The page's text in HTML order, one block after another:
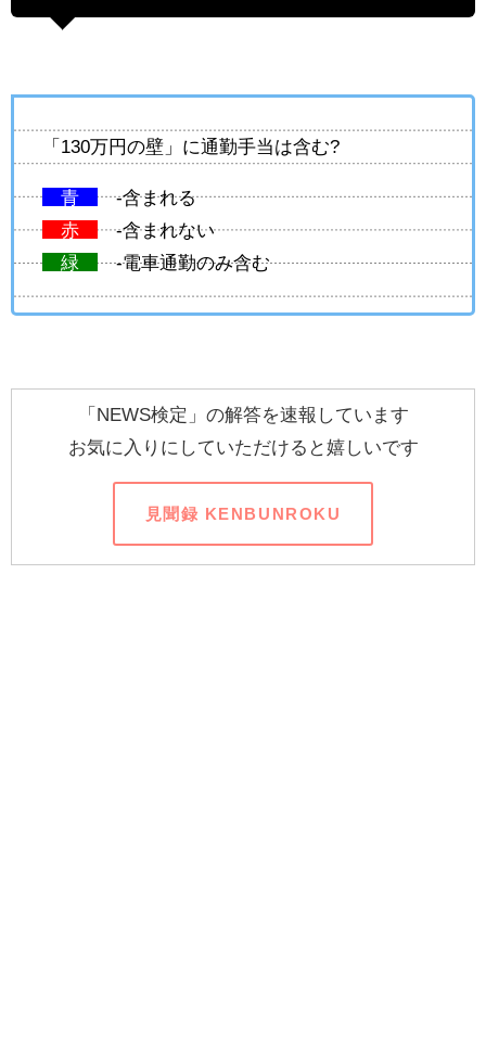
「130万円の壁」に通勤手当は含む?
青
-含まれる
赤
-含まれない
緑
-電車通勤のみ含む
「NEWS検定」の解答を速報しています
お気に入りにしていただけると嬉しいです
見聞録 KENBUNROKU